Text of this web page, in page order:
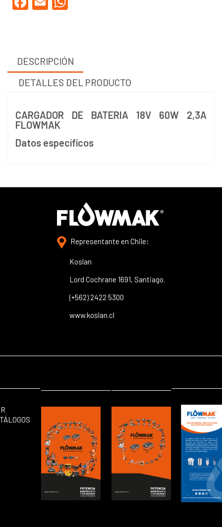
DESCRIPCIÓN
DETALLES DEL PRODUCTO
CARGADOR DE BATERIA 18V 60W 2,3A
FLOWMAK
Datos específicos
Representante en Chile:
Koslan
Lord Cochrane 1691, Santiago.
(+562) 2422 5300
www.koslan.cl